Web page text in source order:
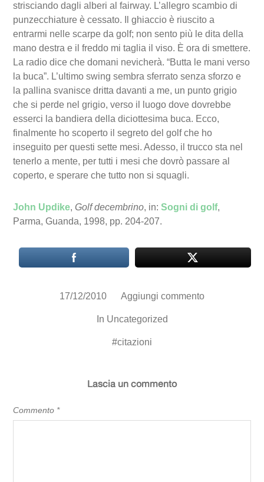
strisciando dagli alberi al fairway. L’allegro scambio di
punzecchiature è cessato. Il ghiaccio è riuscito a
entrarmi nelle scarpe da golf; non sento più le dita della
mano destra e il freddo mi taglia il viso. È ora di smettere.
La radio dice che domani nevicherà. “Butta le mani verso
la buca”. L’ultimo swing sembra sferrato senza sforzo e
la pallina svanisce dritta davanti a me, un punto grigio
che si perde nel grigio, verso il luogo dove dovrebbe
esserci la bandiera della diciottesima buca. Ecco,
finalmente ho scoperto il segreto del golf che ho
inseguito per questi sette mesi. Adesso, il trucco sta nel
tenerlo a mente, per tutti i mesi che dovrò passare al
coperto, e sperare che tutto non si squagli.
John Updike,Golf decembrino, in:Sogni di golf,
Parma, Guanda, 1998, pp. 204-207.
17/12/2010 Aggiungi commento
In Uncategorized
#citazioni
Lascia un commento
Commento *